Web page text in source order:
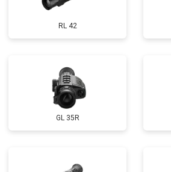
RL 42
GL 35R